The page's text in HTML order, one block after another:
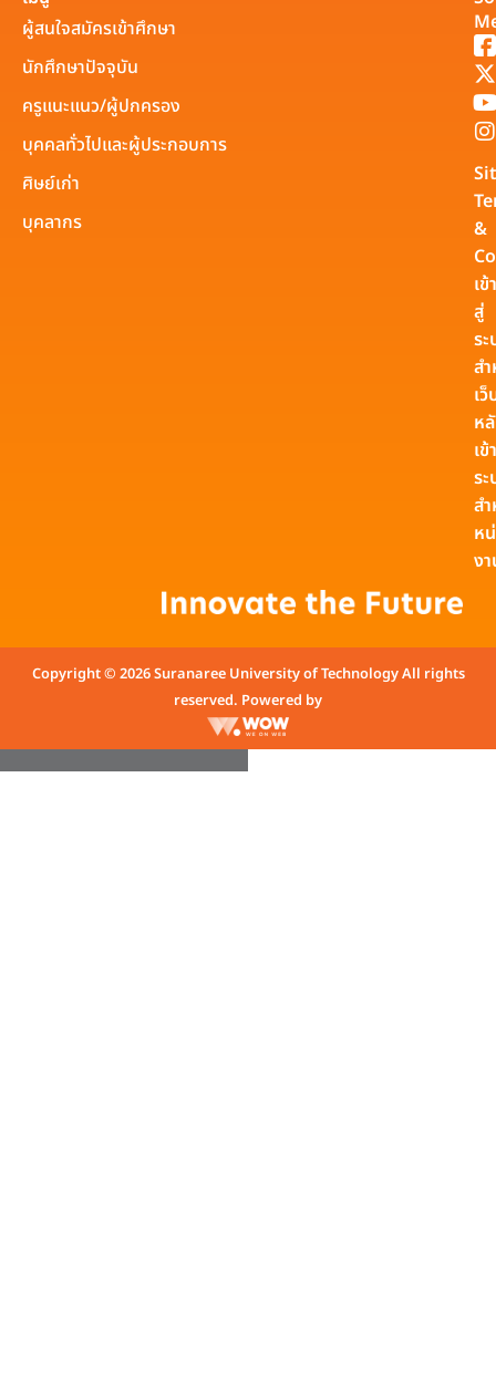
ผู้สนใจสมัครเข้าศึกษา
นักศึกษาปัจจุบัน
ครูแนะแนว/ผู้ปกครอง
บุคคลทั่วไปและผู้ประกอบการ
ศิษย์เก่า
บุคลากร
&
เข้า
สู่
ร
ส
เ
ห
เข้
ร
ส
ห
ง
Copyright © 2026 Suranaree University of Technology All rights
reserved. Powered by